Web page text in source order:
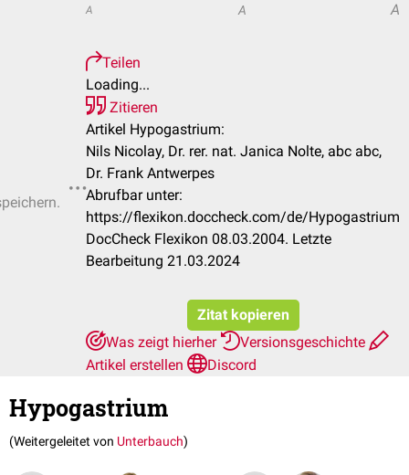
A A A
Teilen
Loading...
Zitieren
Artikel Hypogastrium:
Nils Nicolay, Dr. rer. nat. Janica Nolte, abc abc,
Dr. Frank Antwerpes
Abrufbar unter:
https://flexikon.doccheck.com/de/Hypogastrium
DocCheck Flexikon 08.03.2004. Letzte
Bearbeitung 21.03.2024
Zitat kopieren
Was zeigt hierher
Versionsgeschichte
Artikel erstellen
Discord
Hypogastrium
(Weitergeleitet von Unterbauch)